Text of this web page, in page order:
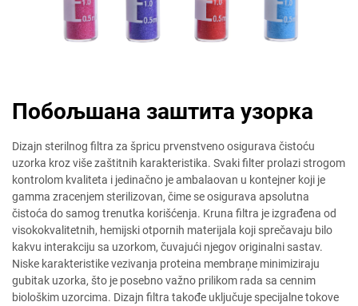
Побољшана заштита узорка
Dizajn sterilnog filtra za špricu prvenstveno osigurava čistoću
uzorka kroz više zaštitnih karakteristika. Svaki filter prolazi strogom
kontrolom kvaliteta i jedinačno je ambalaovan u kontejner koji je
gamma zracenjem sterilizovan, čime se osigurava apsolutna
čistoća do samog trenutka korišćenja. Kruna filtra je izgrađena od
visokokvalitetnih, hemijski otpornih materijala koji sprečavaju bilo
kakvu interakciju sa uzorkom, čuvajući njegov originalni sastav.
Niske karakteristike vezivanja proteina membraņe minimiziraju
gubitak uzorka, što je posebno važno prilikom rada sa cennim
biološkim uzorcima. Dizajn filtra takođe uključuje specijalne tokove